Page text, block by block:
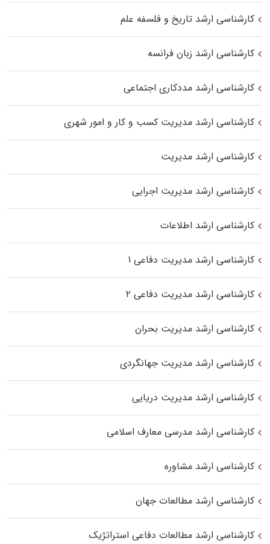
کارشناسی ارشد تاریخ و فلسفه علم
کارشناسی ارشد زبان فرانسه
کارشناسی ارشد مددکاری اجتماعی
کارشناسی ارشد مدیریت کسب و کار و امور شهری
کارشناسی ارشد مدیریت
کارشناسی ارشد مدیریت اجرایی
کارشناسی ارشد اطلاعات
کارشناسی ارشد مدیریت دفاعی ۱
کارشناسی ارشد مدیریت دفاعی ۲
کارشناسی ارشد مدیریت بحران
کارشناسی ارشد مدیریت جهانگردی
کارشناسی ارشد مدیریت دریایی
کارشناسی ارشد مدرسی معارف اسلامی
کارشناسی ارشد مشاوره
کارشناسی ارشد مطالعات جهان
کارشناسی ارشد مطالعات دفاعی استراتژیک